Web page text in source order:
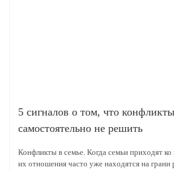
5 сигналов о том, что
самостоятельно не решить
Конфликты в семье. Когда семьи приходят ко
их отношения часто уже находятся на грани